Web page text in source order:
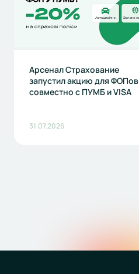
Арсенал Страхование
запустил акцию для ФОПов
совместно с ПУМБ и VISA
31.07.2026